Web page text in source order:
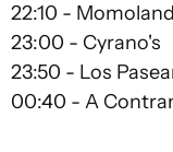
22:10 -
23:00 - Cyrano's
23:50 - Los
00:40 - A